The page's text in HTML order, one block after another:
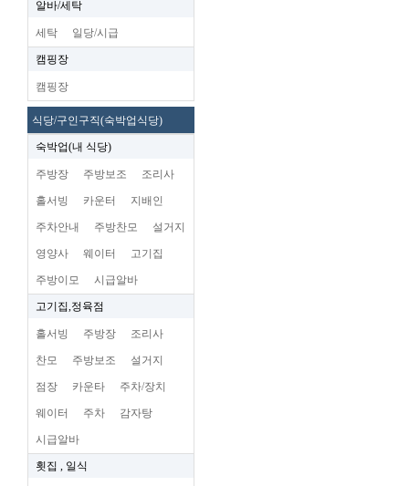
알바/세탁
세탁 일당/시급
캠핑장
캠핑장
식당/구인구직(숙박업식당)
숙박업(내 식당)
주방장 주방보조 조리사
홀서빙 카운터 지배인
주차안내 주방찬모 설거지
영양사 웨이터 고기집
주방이모 시급알바
고기집,정육점
홀서빙 주방장 조리사
찬모 주방보조 설거지
점장 카운타 주차/장치
웨이터 주차 감자탕
시급알바
횟집 , 일식